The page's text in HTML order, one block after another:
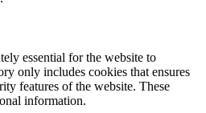
essential for the website to
only includes cookies that ensures
features of the website. These
information.